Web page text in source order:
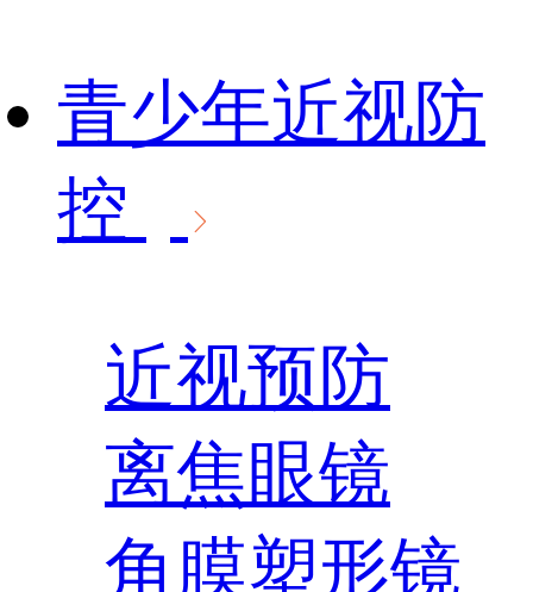
青少年近视防
控
近视预防
离焦眼镜
角膜塑形镜